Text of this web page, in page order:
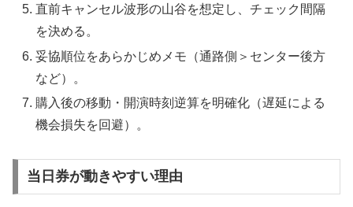
直前キャンセル波形の山谷を想定し、チェック間隔
を決める。
妥協順位をあらかじめメモ（通路側＞センター後方
など）。
購入後の移動・開演時刻逆算を明確化（遅延による
機会損失を回避）。
当日券が動きやすい理由